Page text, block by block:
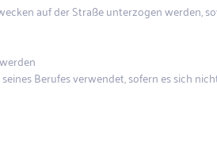
auf der Straße unterzogen werden,
Berufes verwendet, sofern es sich